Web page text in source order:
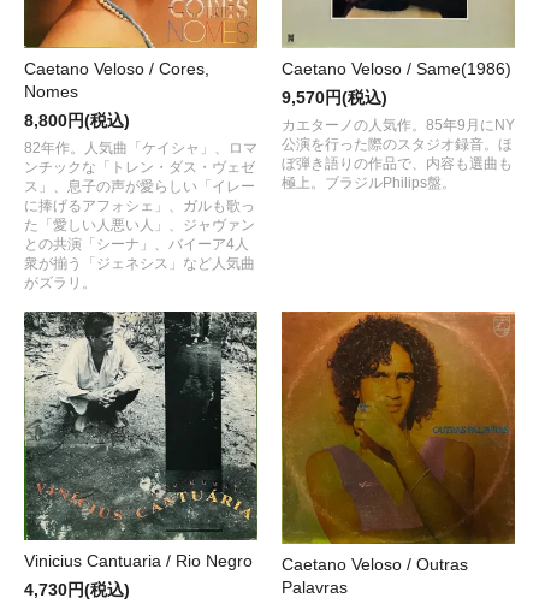
Caetano Veloso / Cores,
Nomes
8,800円(税込)
82年作。人気曲「ケイシャ」、ロマ
ンチックな「トレン・ダス・ヴェゼ
ス」、息子の声が愛らしい「イレー
に捧げるアフォシェ」、ガルも歌っ
た「愛しい人悪い人」、ジャヴァン
との共演「シーナ」、バイーア4人
衆が揃う「ジェネシス」など人気曲
がズラリ。
Caetano Veloso / Same(1986)
9,570円(税込)
カエターノの人気作。85年9月にNY
公演を行った際のスタジオ録音。ほ
ぼ弾き語りの作品で、内容も選曲も
極上。ブラジルPhilips盤。
Vinicius Cantuaria / Rio Negro
4,730円(税込)
Caetano Veloso / Outras
Palavras